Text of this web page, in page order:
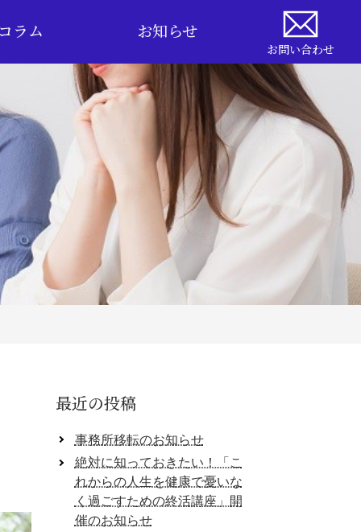
コラム お知らせ
お問い合わせ
最近の投稿
事務所移転のお知らせ
絶対に知っておきたい！「こ
れからの人生を健康で憂いな
く過ごすための終活講座」開
催のお知らせ